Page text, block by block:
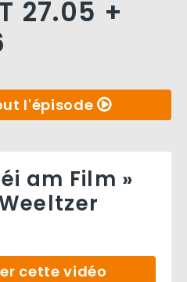
27.05 +
l'épisode
am Film »
cette vidéo